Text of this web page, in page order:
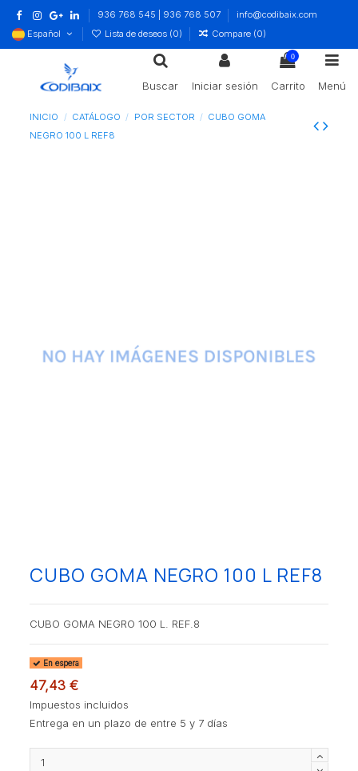
936 768 545 | 936 768 507
info@codibaix.com
Español
Lista de deseos (0) Compare (0)
Buscar Iniciar sesión
0
Carrito Menú
INICIO CATÁLOGO POR SECTOR
CUBO GOMA
NEGRO 100 L REF8
CUBO GOMA NEGRO 100 L REF8
CUBO GOMA NEGRO 100 L. REF.8
En espera
47,43 €
Impuestos incluidos
Entrega en un plazo de entre 5 y 7 días